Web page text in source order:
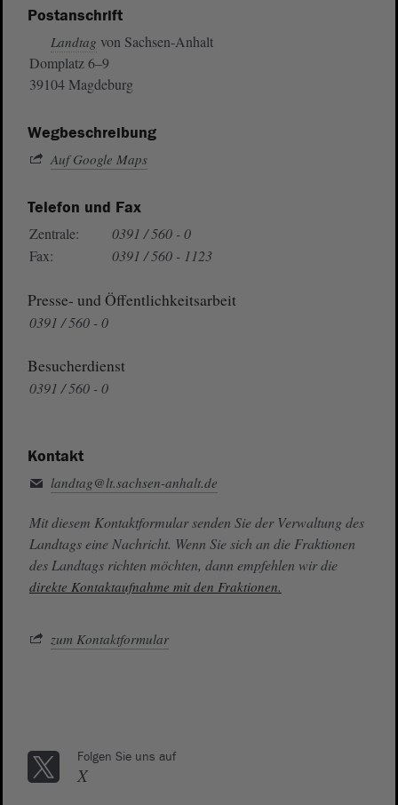
Postanschrift
Landtag von Sachsen-Anhalt
Domplatz 6–9
39104 Magdeburg
Wegbeschreibung
Auf Google Maps
Telefon und Fax
Zentrale:
0391 / 560 - 0
Fax:
0391 / 560 - 1123
Presse- und Öffentlichkeitsarbeit
0391 / 560 - 0
Besucherdienst
0391 / 560 - 0
Kontakt
landtag@lt.sachsen-anhalt.de
Mit diesem Kontaktformular senden Sie der Verwaltung des
Landtags eine Nachricht. Wenn Sie sich an die Fraktionen
des Landtags richten möchten, dann empfehlen wir die
direkte Kontaktaufnahme mit den Fraktionen.
zum Kontaktformular
Folgen Sie uns auf
X